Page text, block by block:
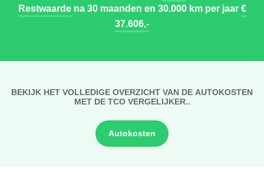
Restwaardena 30 maanden en 30.000 km per jaar€
37.606,-
BEKIJK HET VOLLEDIGE OVERZICHT VAN DE AUTOKOSTEN
MET DE TCO VERGELIJKER..
Autokosten